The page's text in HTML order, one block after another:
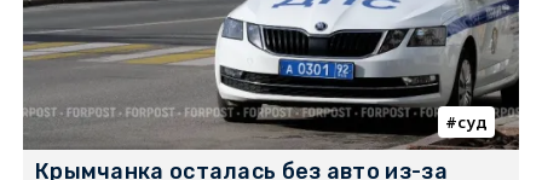
суд
Крымчанка осталась без авто из-за